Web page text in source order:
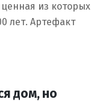
из которых
лет. Артефакт
дом, но